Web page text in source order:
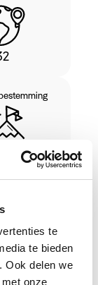
te
te bieden
Ook delen we
onze